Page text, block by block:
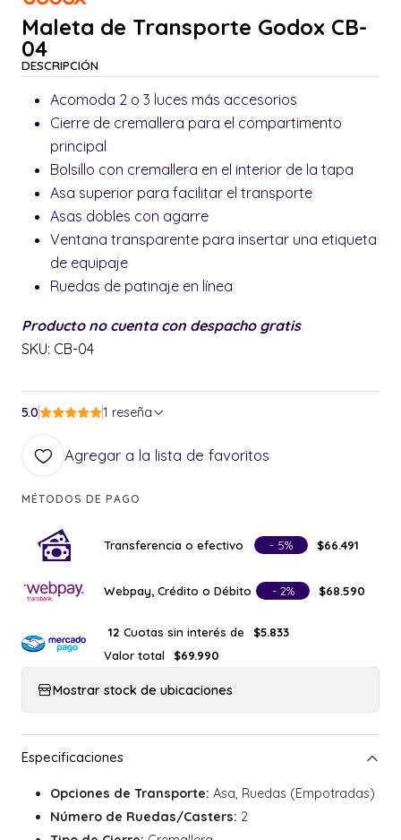
Maleta de Transporte Godox CB-
04
DESCRIPCIÓN
Acomoda 2 o 3 luces más accesorios
Cierre de cremallera para el compartimento
principal
Bolsillo con cremallera en el interior de la tapa
Asa superior para facilitar el transporte
Asas dobles con agarre
Ventana transparente para insertar una etiqueta
de equipaje
Ruedas de patinaje en línea
Producto no cuenta con despacho gratis
SKU: CB-04
5.0 1 reseña
Agregar a la lista de favoritos
MÉTODOS DE PAGO
Transferencia o efectivo - 5% $66.491
Webpay, Crédito o Débito - 2% $68.590
12 Cuotas sin interés de
$5.833
Valor total
$69.990
Mostrar stock de ubicaciones
Opciones de Transporte: Asa, Ruedas (Empotradas)
Número de Ruedas/Casters: 2